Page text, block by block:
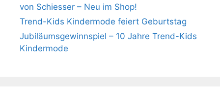
von Schiesser – Neu im Shop!
Trend-Kids Kindermode feiert Geburtstag
Jubiläumsgewinnspiel – 10 Jahre Trend-Kids
Kindermode